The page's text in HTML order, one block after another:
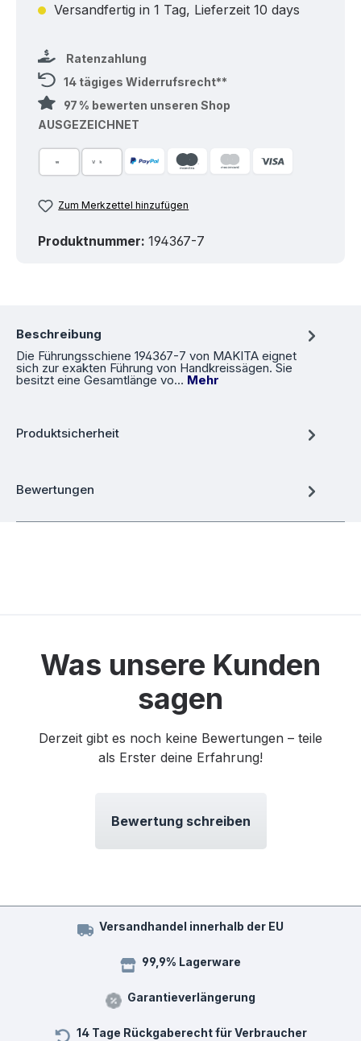
Versandfertig in 1 Tag, Lieferzeit 10 days
Ratenzahlung
14 tägiges Widerrufsrecht**
97 % bewerten unseren Shop
AUSGEZEICHNET
Zum Merkzettel hinzufügen
Produktnummer: 194367-7
Beschreibung
Die Führungsschiene 194367-7 von MAKITA eignet
sich zur exakten Führung von Handkreissägen. Sie
besitzt eine Gesamtlänge vo… Mehr
Produktsicherheit
Bewertungen
Was unsere Kunden
sagen
Derzeit gibt es noch keine Bewertungen – teile
als Erster deine Erfahrung!
Bewertung schreiben
Versandhandel innerhalb der EU
99,9% Lagerware
Garantieverlängerung
14 Tage Rückgaberecht für Verbraucher